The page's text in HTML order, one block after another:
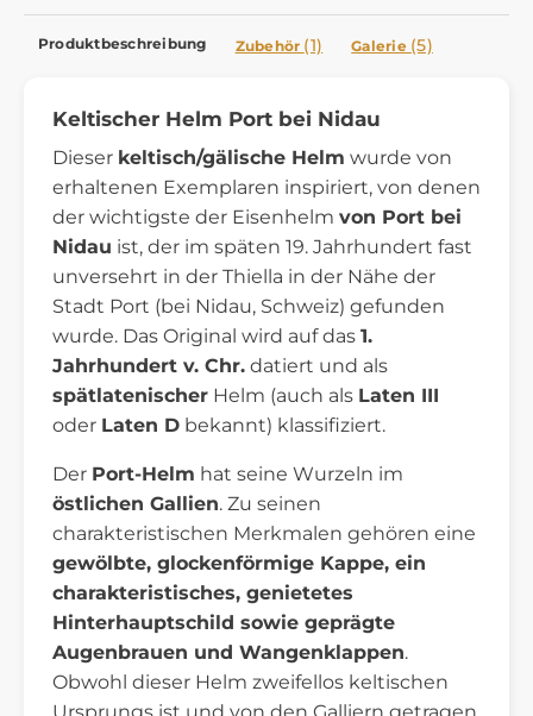
Produktbeschreibung Zubehör (1) Galerie (5)
Keltischer Helm Port bei Nidau
Dieser keltisch/gälische Helm wurde von
erhaltenen Exemplaren inspiriert, von denen
der wichtigste der Eisenhelm von Port bei
Nidau ist, der im späten 19. Jahrhundert fast
unversehrt in der Thiella in der Nähe der
Stadt Port (bei Nidau, Schweiz) gefunden
wurde. Das Original wird auf das 1.
Jahrhundert v. Chr. datiert und als
spätlatenischer Helm (auch als Laten III
oder Laten D bekannt) klassifiziert.
Der Port-Helm hat seine Wurzeln im
östlichen Gallien. Zu seinen
charakteristischen Merkmalen gehören eine
gewölbte, glockenförmige Kappe, ein
charakteristisches, genietetes
Hinterhauptschild sowie geprägte
Augenbrauen und Wangenklappen.
Obwohl dieser Helm zweifellos keltischen